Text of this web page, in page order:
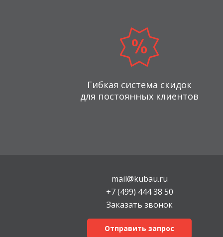
Гибкая система скидок
для постоянных клиентов
mail@kubau.ru
+7 (499) 444 38 50
Заказать звонок
Отправить запрос